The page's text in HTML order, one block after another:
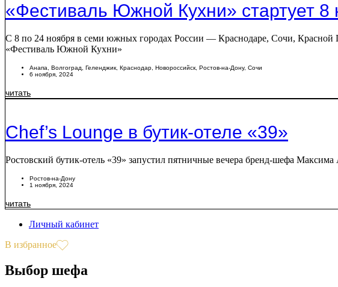
«Фестиваль Южной Кухни» стартует 8
С 8 по 24 ноября в семи южных городах России — Краснодаре, Сочи, Красной
«Фестиваль Южной Кухни»
Анапа, Волгоград, Геленджик, Краснодар, Новороссийск, Ростов-на-Дону, Сочи
6 ноября, 2024
читать
Chef’s Lounge в бутик-отеле «39»
Ростовский бутик-отель «39» запустил пятничные вечера бренд-шефа
Ростов-на-Дону
1 ноября, 2024
читать
Личный кабинет
В избранное
Выбор шефа